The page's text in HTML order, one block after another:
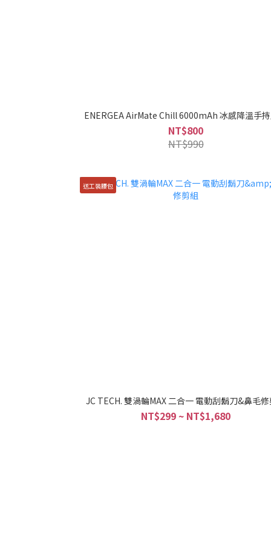
ENERGEA AirMate Chill 6000mAh 冰感降溫手
NT$800
NT$990
送工裝腰包
JC TECH. 雙渦輪MAX 二合一 電動刮鬍刀&鼻毛
NT$299 ~ NT$1,680